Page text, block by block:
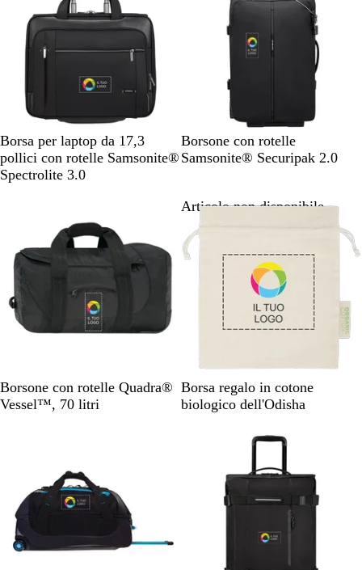
N
e
r
Borsa per laptop da 17,3
pollici con rotelle Samsonite®
Spectrolite 3.0
N
e
Borsone con rotelle
Samsonite® Securipak 2.0
N
e
Borsone con rotelle Quadra®
Vessel™, 70 litri
Articolo non disponibile
B
e
Borsa regalo in cotone
biologico dell'Odisha
Articolo non disponibile